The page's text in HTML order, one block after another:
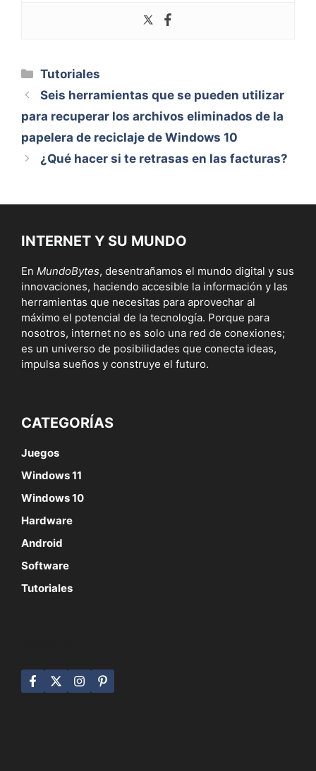
Categorías
Tutoriales
Seis herramientas que se pueden utilizar
para recuperar los archivos eliminados de la
papelera de reciclaje de Windows 10
¿Qué hacer si te retrasas en las facturas?
INTERNET Y SU MUNDO
En MundoBytes, desentrañamos el mundo digital y sus
innovaciones, haciendo accesible la información y las
herramientas que necesitas para aprovechar al
máximo el potencial de la tecnología. Porque para
nosotros, internet no es solo una red de conexiones;
es un universo de posibilidades que conecta ideas,
impulsa sueños y construye el futuro.
CATEGORÍAS
Juegos
Windows 11
Windows 10
Hardware
Android
Software
Tutoriales